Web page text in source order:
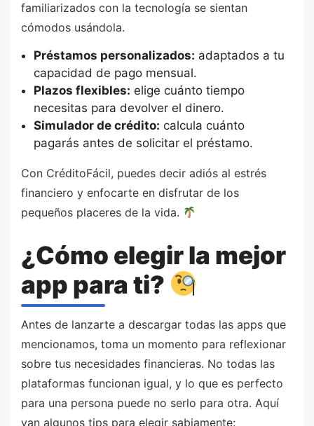
familiarizados con la tecnología se sientan
cómodos usándola.
Préstamos personalizados: adaptados a tu
capacidad de pago mensual.
Plazos flexibles: elige cuánto tiempo
necesitas para devolver el dinero.
Simulador de crédito: calcula cuánto
pagarás antes de solicitar el préstamo.
Con CréditoFácil, puedes decir adiós al estrés
financiero y enfocarte en disfrutar de los
pequeños placeres de la vida.
¿Cómo elegir la mejor
app para ti?
Antes de lanzarte a descargar todas las apps que
mencionamos, toma un momento para reflexionar
sobre tus necesidades financieras. No todas las
plataformas funcionan igual, y lo que es perfecto
para una persona puede no serlo para otra. Aquí
van algunos tips para elegir sabiamente: